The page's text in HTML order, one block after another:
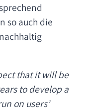
so auch die
that it will be
to develop a
on users’